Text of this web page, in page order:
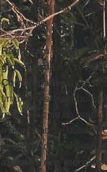
“criação de valor” na
acionistas.
Raghuram Rajan
globalizada
e a
Comunidades. Isso
financeiras
relações com os
maior controle dos
econômicos,
abertura dos